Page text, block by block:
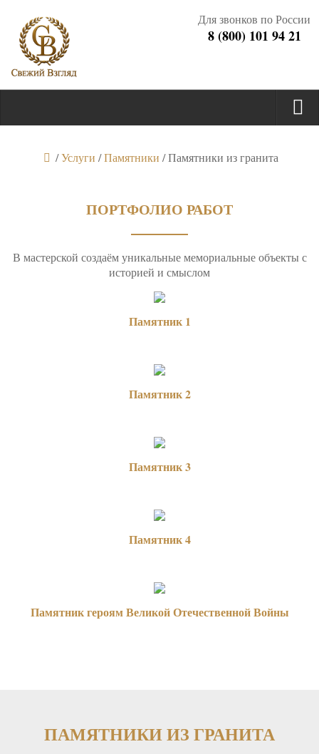
Для звонков по России
8 (800) 101 94 21
/Услуги /Памятники /Памятники из гранита
ПОРТФОЛИО РАБОТ
В мастерской создаём уникальные мемориальные объекты с
историей и смыслом
Памятник 1
Памятник 2
Памятник 3
Памятник 4
Памятник героям Великой Отечественной Войны
ПАМЯТНИКИ ИЗ ГРАНИТА